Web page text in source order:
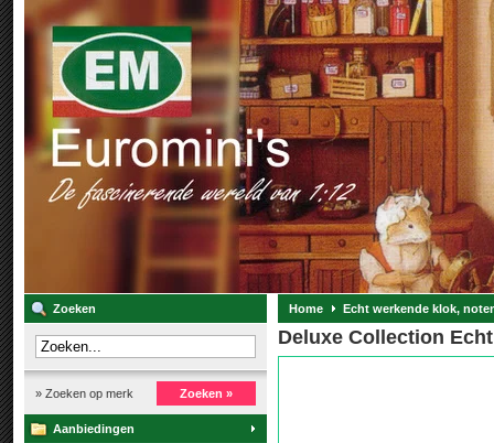
Zoeken
» Zoeken op merk Zoeken »
Aanbiedingen
Home Echt werkende klok,
Deluxe Collection